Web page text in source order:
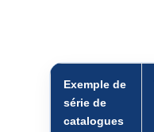
Exemple de
série de
catalogues